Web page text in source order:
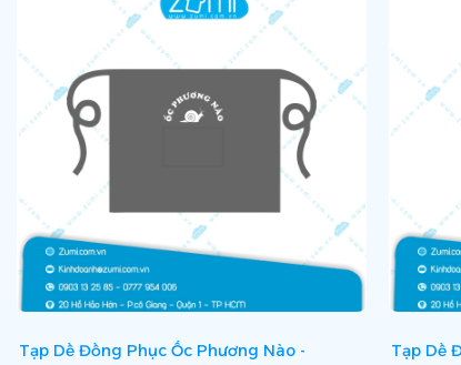
Tạp Dề Đồng Phục Ốc Phương Nào -
Tạp Dề